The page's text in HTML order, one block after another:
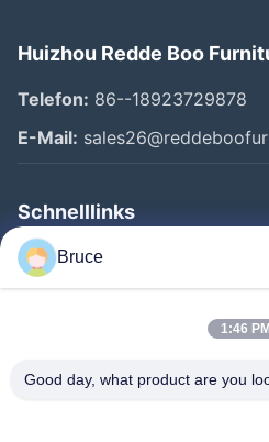
Huizhou Redde Boo
Telefon: 86--18923729878
E-Mail:
Schnelllinks
Startseite
Produkte
Über Uns
Bruce
1:46 PM
Good day, what product are you